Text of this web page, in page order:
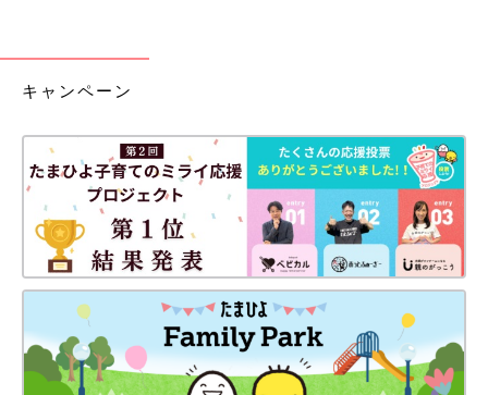
キャンペーン